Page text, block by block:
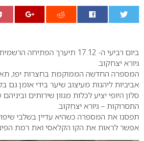
ביום רביעי ה- 17.12 תיערך
גיורא יצחקוב.
המספרה החדשה הממוקמת בחצרות יפו,
אביביות ליהנות מעיצוב שיער בידי אומן גם
סלון היופי יציע לכלות מגוון שירותים
התסרוקות – גיורא יצחקוב.
תפסנו את המספרה כשהיא עדיין בשלבי
אפשר לראות את הקו הקלאסי ואת רמת